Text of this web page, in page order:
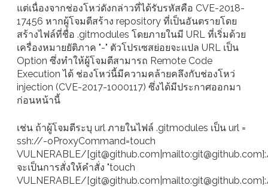
แต่เนื่องจากช่องโหว่ดังกล่าวที่ได้รับรหัสคือ CVE-2018-
17456 หากผู้โจมตีสร้าง repository ที่เป็นอันตรายโดย
สร้างไฟล์ที่ชื่อ .gitmodules โดยภายในมี URL ที่เริ่มด้วย
เครื่องหมายยัติภาค "-" ตัวโปรเซสย่อยจะแปล URL เป็น
Option ซึ่งทำให้ผู้โจมตีสามารถ Remote Code
Execution ได้ ช่องโหว่นี้มีความคล้ายคลึงกับช่องโหว่
injection (CVE-2017-1000117) ซึ่งได้มีประกาศออกมา
ก่อนหน้านี้
เช่น ถ้าผู้โจมตีระบุ url ภายในไฟล์ .gitmodules เป็น url =
ssh://-oProxyCommand=touch
VULNERABLE/
จะเป็นการสั่งให้คำสั่ง "touch
VULNERABLE/